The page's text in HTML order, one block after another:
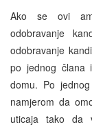
Ako se ovi
odobravanje
odobravanje
po jednog člana
domu. Po
namjerom da
uticaja tako da